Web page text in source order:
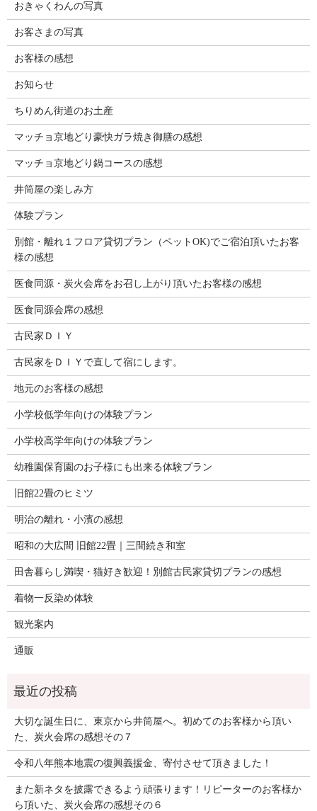
おきゃくわんの写真
お客さまの写真
お客様の感想
お知らせ
ちりめん街道のお土産
マッチョ京地どり豪快ガラ焼き御膳の感想
マッチョ京地どり鍋コースの感想
井筒屋の楽しみ方
体験プラン
別館・離れ１フロア貸切プラン（ペットOK)でご宿泊頂いたお客
様の感想
医食同源・炭火会席をお召し上がり頂いたお客様の感想
医食同源会席の感想
古民家ＤＩＹ
古民家をＤＩＹで直して宿にします。
地元のお客様の感想
小学校低学年向けの体験プラン
小学校高学年向けの体験プラン
幼稚園保育園のお子様にも出来る体験プラン
旧館22畳のヒミツ
明治の離れ・小濱の感想
昭和の大広間 旧館22畳｜三間続き和室
田舎暮らし満喫・猫好き歓迎！別館古民家貸切プランの感想
着物一反染め体験
観光案内
通販
大切な誕生日に、東京から井筒屋へ。初めてのお客様から頂い
た、炭火会席の感想その７
令和八年熊本地震の復興義援金、寄付させて頂きました！
また新ネタを披露できるよう頑張ります！リピーターのお客様か
ら頂いた、炭火会席の感想その６